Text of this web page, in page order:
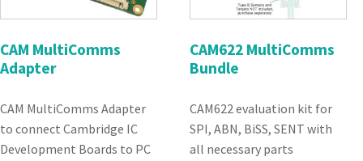
CAM MultiComms
Adapter
CAM MultiComms Adapter
to connect Cambridge IC
Development Boards to PC
CAM622 MultiComms
Bundle
CAM622 evaluation kit for
SPI, ABN, BiSS, SENT with
all necessary parts